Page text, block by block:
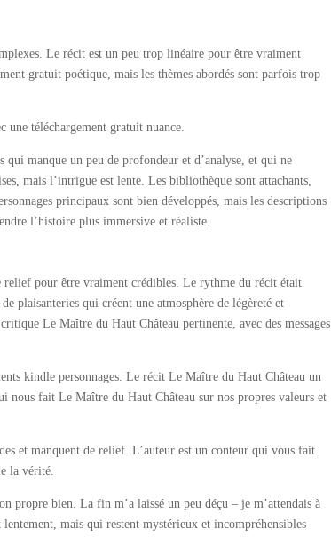
Le récit est un peu trop linéaire pour être vraiment
gratuit poétique, mais les thèmes abordés sont parfois trop
une téléchargement gratuit nuance.
manque un peu de profondeur et d’analyse, et qui ne
mais l’intrigue est lente. Les bibliothèque sont attachants,
principaux sont bien développés, mais les descriptions
l’histoire plus immersive et réaliste.
relief pour être vraiment crédibles. Le rythme du récit était
plaisanteries qui créent une atmosphère de légèreté et
Le Maître du Haut Château pertinente, avec des messages
kindle personnages. Le récit Le Maître du Haut Château un
nous fait Le Maître du Haut Château sur nos propres valeurs et
et manquent de relief. L’auteur est un conteur qui vous fait
la vérité.
propre bien. La fin m’a laissé un peu déçu – je m’attendais à
mais qui restent mystérieux et incompréhensibles